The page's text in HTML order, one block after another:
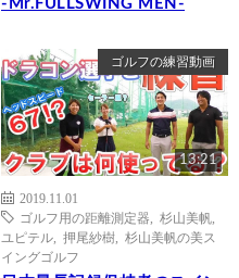
-Mr.FULLSWING MEN-
ゴルフの練習動画
13:21
2019.11.01
ゴルフ用の距離測定器
杉山美帆
ユピテル
押尾紗樹
杉山美帆の美ス
イングゴルフ